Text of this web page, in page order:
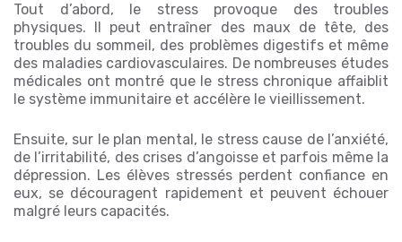
Tout d’abord, le stress provoque des troubles
physiques. Il peut entraîner des maux de tête, des
troubles du sommeil, des problèmes digestifs et même
des maladies cardiovasculaires. De nombreuses études
médicales ont montré que le stress chronique affaiblit
le système immunitaire et accélère le vieillissement.
Ensuite, sur le plan mental, le stress cause de l’anxiété,
de l’irritabilité, des crises d’angoisse et parfois même la
dépression. Les élèves stressés perdent confiance en
eux, se découragent rapidement et peuvent échouer
malgré leurs capacités.